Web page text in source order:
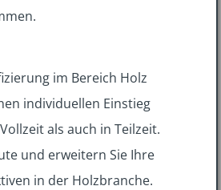
im Bereich Holz
individuellen Einstieg
als auch in Teilzeit.
und erweitern Sie Ihre
in der Holzbranche.